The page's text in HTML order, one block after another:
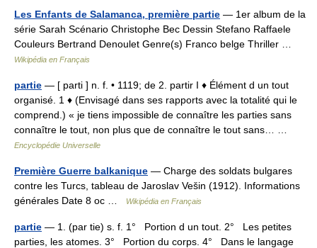
Les Enfants de Salamanca, première partie — 1er album de la
série Sarah Scénario Christophe Bec Dessin Stefano Raffaele
Couleurs Bertrand Denoulet Genre(s) Franco belge Thriller …
Wikipédia en Français
partie — [ parti ] n. f. • 1119; de 2. partir I ♦ Élément d un tout
organisé. 1 ♦ (Envisagé dans ses rapports avec la totalité qui le
comprend.) « je tiens impossible de connaître les parties sans
connaître le tout, non plus que de connaître le tout sans… …
Encyclopédie Universelle
Première Guerre balkanique — Charge des soldats bulgares
contre les Turcs, tableau de Jaroslav Vešin (1912). Informations
générales Date 8 oc …
Wikipédia en Français
partie — 1. (par tie) s. f. 1° Portion d un tout. 2° Les petites
parties, les atomes. 3° Portion du corps. 4° Dans le langage